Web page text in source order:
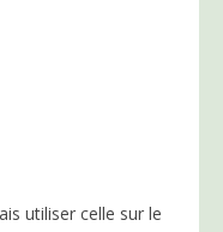
utiliser celle sur le